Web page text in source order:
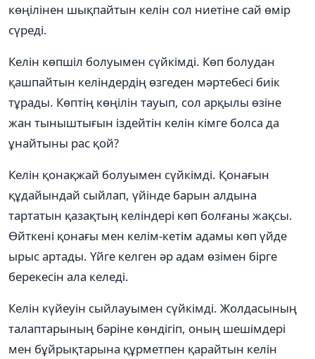
көңілінен шықпайтын келін сол ниетіне сай өмір
сүреді.
Келін көпшіл болуымен сүйкімді. Көп болудан
қашпайтын келіндердің өзгеден мәртебесі биік
тұрады. Көптің көңілін тауып, сол арқылы өзіне
жан тыныштығын іздейтін келін кімге болса да
ұнайтыны рас қой?
Келін қонақжай болуымен сүйкімді. Қонағын
құдайындай сыйлап, үйінде барын алдына
тартатын қазақтың келіндері көп болғаны жақсы.
Өйткені қонағы мен келім-кетім адамы көп үйде
ырыс артады. Үйге келген әр адам өзімен бірге
берекесін ала келеді.
Келін күйеуін сыйлауымен сүйкімді. Жолдасының
талаптарының бәріне көндігіп, оның шешімдері
мен бұйрықтарына құрметпен қарайтын келін